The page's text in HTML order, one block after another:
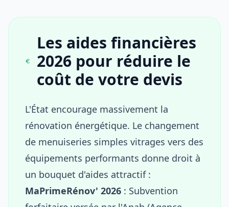
Les aides financières
2026 pour réduire le
coût de votre devis
L'État encourage massivement la
rénovation énergétique. Le changement
de menuiseries simples vitrages vers des
équipements performants donne droit à
un bouquet d'aides attractif :
MaPrimeRénov' 2026 : Subvention